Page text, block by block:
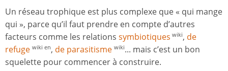
Un réseau trophique est plus complexe que « qui mange
qui », parce qu’il faut prendre en compte d’autres
facteurs comme les relations symbiotiques wiki, de
refuge wiki en, de parasitisme wiki... mais c’est un bon
squelette pour commencer à construire.